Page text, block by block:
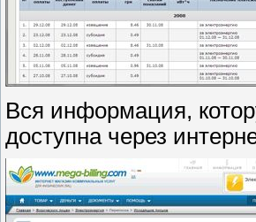
Вся информация,
доступна через